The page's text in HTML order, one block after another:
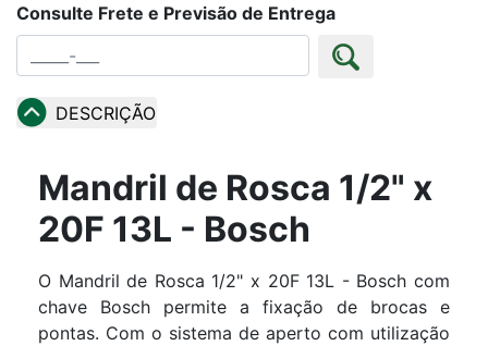
Consulte Frete e Previsão de Entrega
DESCRIÇÃO
Mandril de Rosca 1/2" x
20F 13L - Bosch
O Mandril de Rosca 1/2" x 20F 13L - Bosch com
chave Bosch permite a fixação de brocas e
pontas. Com o sistema de aperto com utilização